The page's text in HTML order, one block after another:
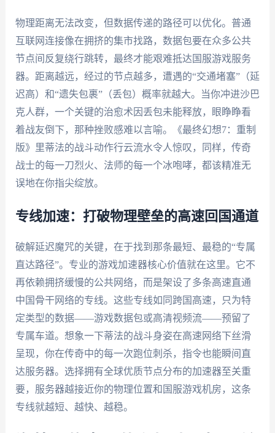
物理距离无法改变，但数据传递的路径可以优化。普通
互联网连接像在拥挤的集市找路，数据包要在众多公共
节点间反复绕行跳转，最终才能艰难抵达国服游戏服务
器。距离越远，经过的节点越多，遭遇的“交通堵塞”（延
迟高）和“遗失包裹”（丢包）概率就越大。当你冲进沙巴
克人群，一个关键的治愈术因丢包未能释放，眼睁睁看
着战友倒下，那种挫败感难以言喻。《最终幻想7：重制
版》里蒂法的战斗动作行云流水令人惊叹，同样，传奇
战士的每一刀烈火、法师的每一个冰咆哮，都该精准无
误地在你指尖绽放。
专线加速：打破物理壁垒的高速回国通道
破解延迟魔咒的关键，在于找到那条最短、最稳的“专属
直达路径”。专业的游戏加速器核心价值就在这里。它不
再依赖拥挤缓慢的公共网络，而是架设了多条高速直通
中国骨干网络的专线。这些专线如同跨国高速，只为特
定类型的数据——游戏数据包或高清视频流——预留了
专属车道。想象一下蒂法的战斗身姿在高速网络下丝滑
呈现，你在传奇中的每一次跑位刺杀，指令也能瞬间直
达服务器。选择拥有全球优质节点分布的加速器至关重
要，服务器越接近你的物理位置和国服游戏机房，这条
专线就越短、越快、越稳。